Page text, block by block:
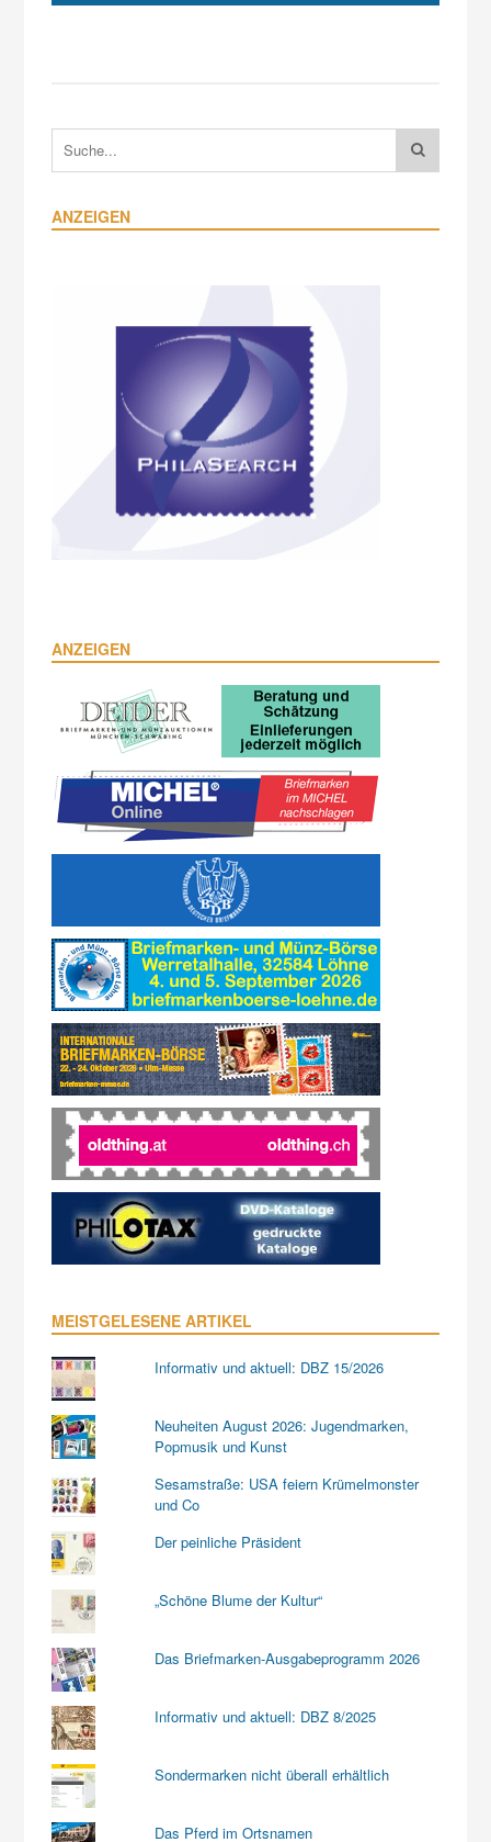
ANZEIGEN
ANZEIGEN
MEISTGELESENE ARTIKEL
Informativ und aktuell: DBZ 15/2026
Neuheiten August 2026: Jugendmarken,
Popmusik und Kunst
Sesamstraße: USA feiern Krümelmonster
und Co
Der peinliche Präsident
„Schöne Blume der Kultur“
Das Briefmarken-Ausgabeprogramm 2026
Informativ und aktuell: DBZ 8/2025
Sondermarken nicht überall erhältlich
Das Pferd im Ortsnamen